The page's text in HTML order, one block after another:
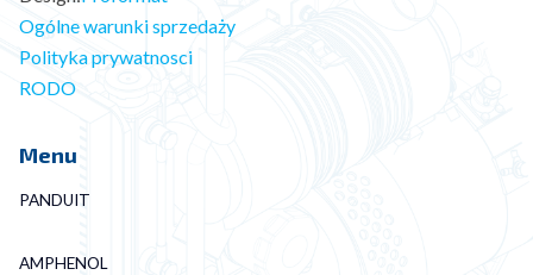
Ogólne warunki sprzedaży
Polityka prywatnosci
RODO
Menu
PANDUIT
AMPHENOL